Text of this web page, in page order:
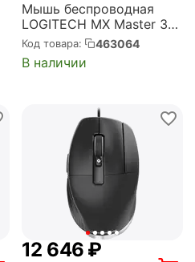
Мышь беспроводная
LOGITECH MX Master 3S
Graphite Bluetooth, 8000
dpi, лазерная, серая
(910-006565)
Код товара: 463064
В наличии
12 646 ₽